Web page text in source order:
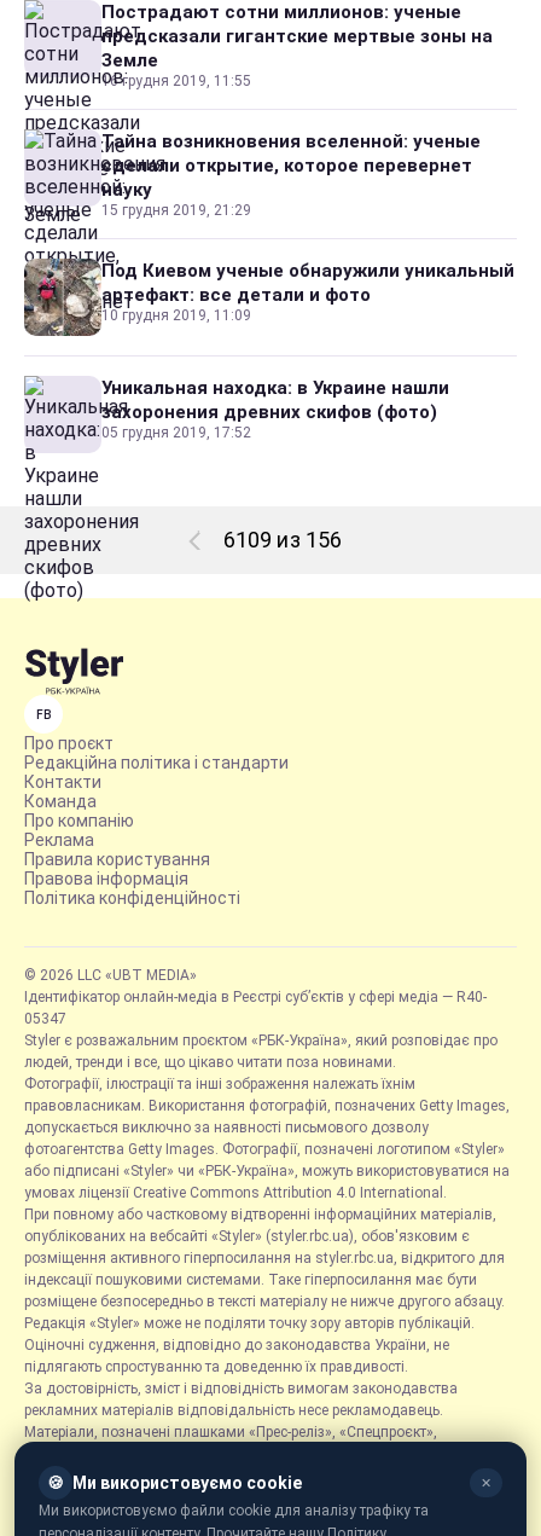
Пострадают сотни миллионов: ученые
предсказали гигантские мертвые зоны на
Земле
16 грудня 2019, 11:55
Тайна возникновения вселенной: ученые
сделали открытие, которое перевернет
науку
15 грудня 2019, 21:29
Под Киевом ученые обнаружили уникальный
артефакт: все детали и фото
10 грудня 2019, 11:09
Уникальная находка: в Украине нашли
захоронения древних скифов (фото)
05 грудня 2019, 17:52
6109 из 156
FB
Про проєкт
Редакційна політика і стандарти
Контакти
Команда
Про компанію
Реклама
Правила користування
Правова інформація
Політика конфіденційності
© 2026 LLC «UBT MEDIA»
Ідентифікатор онлайн-медіа в Реєстрі суб’єктів у сфері медіа — R40-
05347
Styler є розважальним проєктом «РБК-Україна», який розповідає про
людей, тренди і все, що цікаво читати поза новинами.
Фотографії, ілюстрації та інші зображення належать їхнім
правовласникам. Використання фотографій, позначених Getty Images,
допускається виключно за наявності письмового дозволу
фотоагентства Getty Images. Фотографії, позначені логотипом «Styler»
або підписані «Styler» чи «РБК-Україна», можуть використовуватися на
умовах ліцензії Creative Commons Attribution 4.0 International.
При повному або частковому відтворенні інформаційних матеріалів,
опублікованих на вебсайті «Styler» (styler.rbc.ua), обов'язковим є
розміщення активного гіперпосилання на styler.rbc.ua, відкритого для
індексації пошуковими системами. Таке гіперпосилання має бути
розміщене безпосередньо в тексті матеріалу не нижче другого абзацу.
Редакція «Styler» може не поділяти точку зору авторів публікацій.
Оціночні судження, відповідно до законодавства України, не
підлягають спростуванню та доведенню їх правдивості.
За достовірність, зміст і відповідність вимогам законодавства
рекламних матеріалів відповідальність несе рекламодавець.
Матеріали, позначені плашками «Прес-реліз», «Спецпроєкт»,
розміщуються на правах реклами.
Рубрика «Новини компаній» є інформаційним форматом, що містить
новини, повідомлення та оголошення, пов'язані з діяльністю
🍪 Ми використовуємо cookie ✕
Ми використовуємо файли cookie для аналізу трафіку та